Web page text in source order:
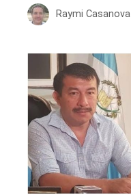
Raymi Casanova